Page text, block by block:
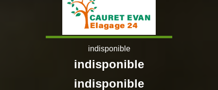
indisponible
indisponible
indisponible